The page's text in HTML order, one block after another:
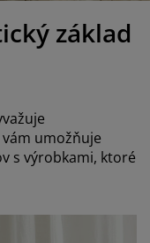
základ
umožňuje
s výrobkami, ktoré